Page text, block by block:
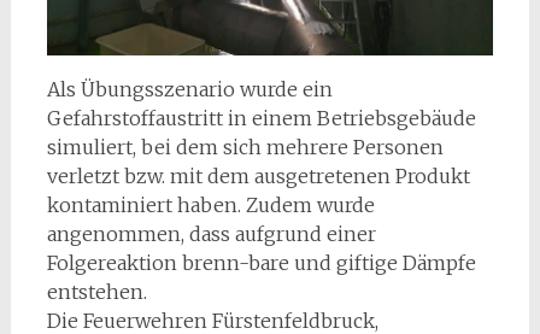
Als Übungsszenario wurde ein
Gefahrstoffaustritt in einem Betriebsgebäude
simuliert, bei dem sich mehrere Personen
verletzt bzw. mit dem ausgetretenen Produkt
kontaminiert haben. Zudem wurde
angenommen, dass aufgrund einer
Folgereaktion brenn-bare und giftige Dämpfe
entstehen.
Die Feuerwehren Fürstenfeldbruck,